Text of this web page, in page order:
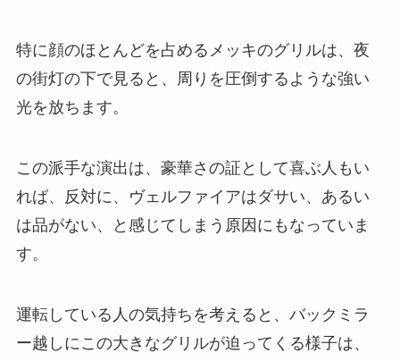
特に顔のほとんどを占めるメッキのグリルは、夜
の街灯の下で見ると、周りを圧倒するような強い
光を放ちます。
この派手な演出は、豪華さの証として喜ぶ人もい
れば、反対に、ヴェルファイアはダサい、あるい
は品がない、と感じてしまう原因にもなっていま
す。
運転している人の気持ちを考えると、バックミラ
ー越しにこの大きなグリルが迫ってくる様子は、